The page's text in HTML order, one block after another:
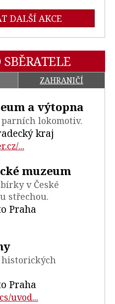
DALŠÍ AKCE
SBĚRATELE
ZAHRANIČÍ
a výtopna
lokomotiv.
kraj
...
muzeum
v České
střechou.
Praha
historických
Praha
uvod...